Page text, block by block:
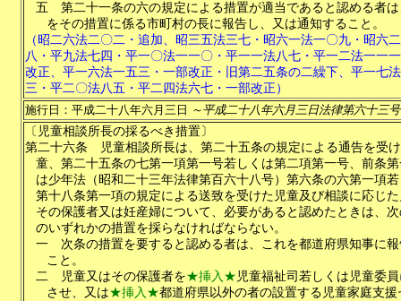
五
第二十一条の六の規定による措置が適当であると認める者
をその措置に係る市町村の長に報告し、又は通知すること。
（昭二六法二〇二・追加、昭三五法三七・昭六一法一〇九・昭六
八・平九法七四・平一〇法一一〇・平一一法八七・平一二法一一
改正、平一六法一五三・一部改正・旧第二五条の二繰下、平一七
三・平二〇法八五・平二四法六七・一部改正）
施行日：平成二十八年六月三日 ～平成二十八年六月三日法律第六十三
〔児童相談所長の採るべき措置〕
第二十六条
児童相談所長は、第二十五条の規定による通告を受
童、第二十五条の七第一項第一号若しくは第二項第一号、前条
は少年法（昭和二十三年法律第百六十八号）第六条の六第一項
第十八条第一項の規定による送致を受けた児童及び相談に応じ
その保護者又は妊産婦について、必要があると認めたときは、
のいずれかの措置を採らなければならない。
一
次条の措置を要すると認める者は、これを都道府県知事に
こと。
二
児童又はその保護者を★挿入★ 児童福祉司若しくは児童委
させ、又は★挿入★都道府県以外の者の設置する児童家庭支援